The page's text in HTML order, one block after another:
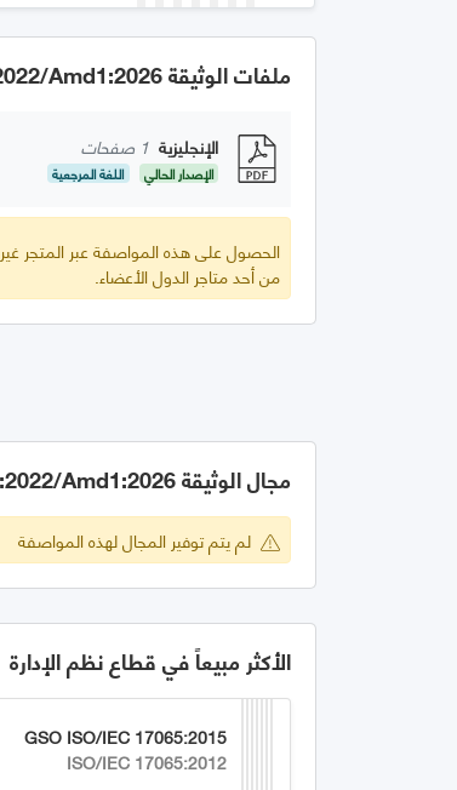
ملفات الوثيقة GSO ISO 9001:2022/Amd1:2026
الإنجليزية 1 صفحات
الإصدار الحالي اللغة المرجعية
الحصول على هذه المواصفة عبر المتجر
من أحد متاجر الدول الأعضاء.
مجال الوثيقة GSO ISO 9001:2022/Amd1:2026
لم يتم توفير المجال لهذه المواصفة
الأكثر مبيعاً في قطاع نظم الإدارة
GSO ISO/IEC 17065:2015
ISO/IEC 17065:2012